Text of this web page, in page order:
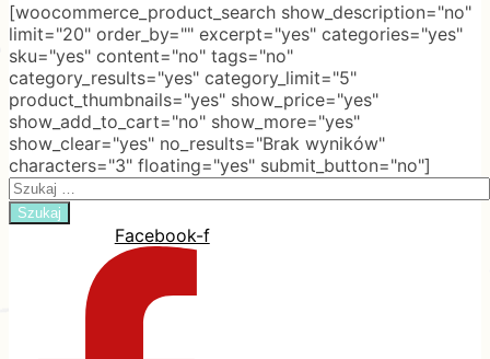
[woocommerce_product_search show_description="no"
limit="20" order_by="" excerpt="yes" categories="yes"
sku="yes" content="no" tags="no"
category_results="yes" category_limit="5"
product_thumbnails="yes" show_price="yes"
show_add_to_cart="no" show_more="yes"
show_clear="yes" no_results="Brak wyników"
characters="3" floating="yes" submit_button="no"]
Search
for:
Facebook-f